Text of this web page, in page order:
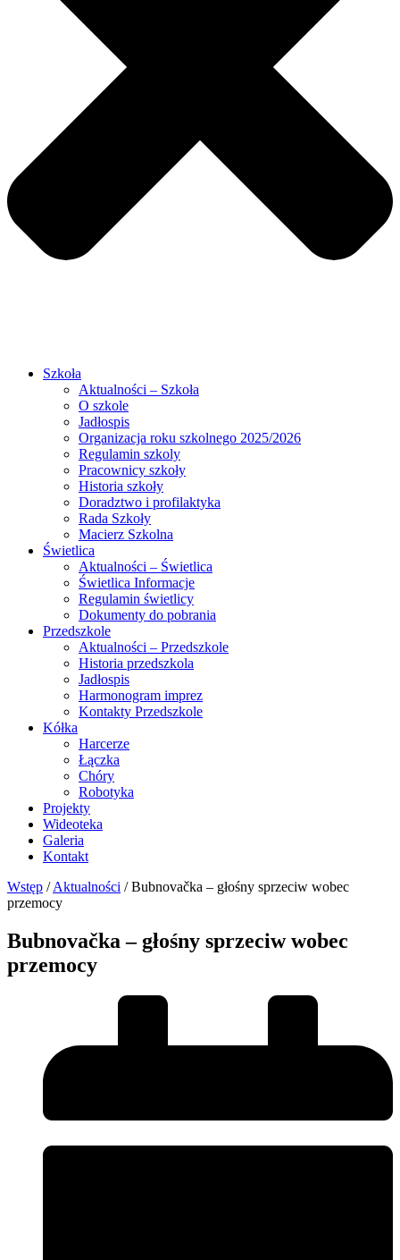
Szkoła
Aktualności – Szkoła
O szkole
Jadłospis
Organizacja roku szkolnego 2025/2026
Regulamin szkoly
Pracownicy szkoły
Historia szkoły
Doradztwo i profilaktyka
Rada Szkoły
Macierz Szkolna
Świetlica
Aktualności – Świetlica
Świetlica Informacje
Regulamin świetlicy
Dokumenty do pobrania
Przedszkole
Aktualności – Przedszkole
Historia przedszkola
Jadłospis
Harmonogram imprez
Kontakty Przedszkole
Kółka
Harcerze
Łączka
Chóry
Robotyka
Projekty
Wideoteka
Galeria
Kontakt
Wstęp / Aktualności / Bubnovačka – głośny sprzeciw wobec
przemocy
Bubnovačka – głośny sprzeciw wobec
przemocy